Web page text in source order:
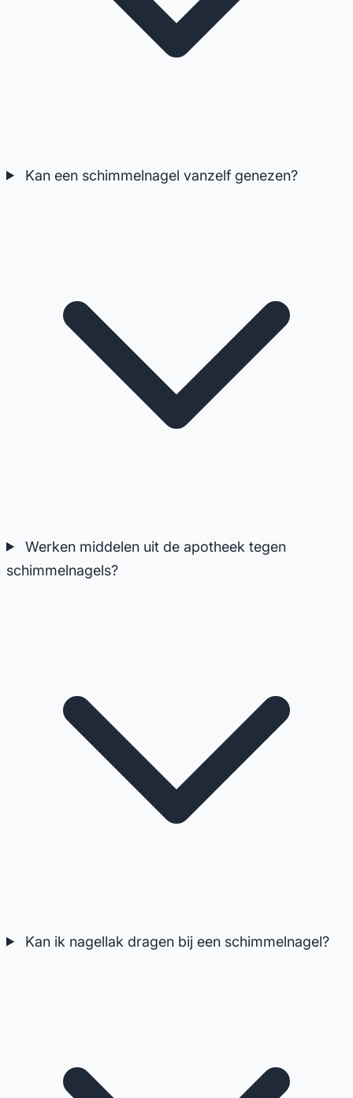
Kan een schimmelnagel vanzelf genezen?
Werken middelen uit de apotheek tegen
schimmelnagels?
Kan ik nagellak dragen bij een schimmelnagel?